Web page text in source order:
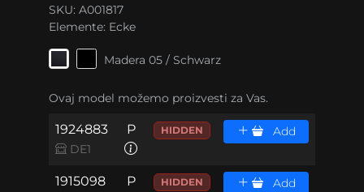
SKU: A001817
Elemente: Ecke
Madera 05 / Schwarz
Ovaj model možemo proizvesti za Vas.
1924883
DE1
P HIDDEN Add
1915098 P HIDDEN Add